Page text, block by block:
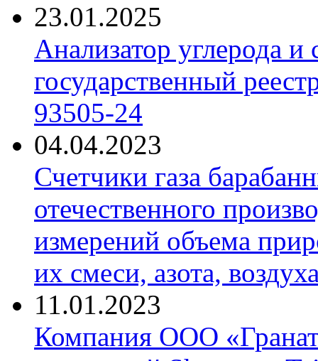
23.01.2025
Анализатор углерода
государственный
93505-24
04.04.2023
Счетчики газа
отечественного
измерений объема
их смеси, азота,
11.01.2023
Компания ООО